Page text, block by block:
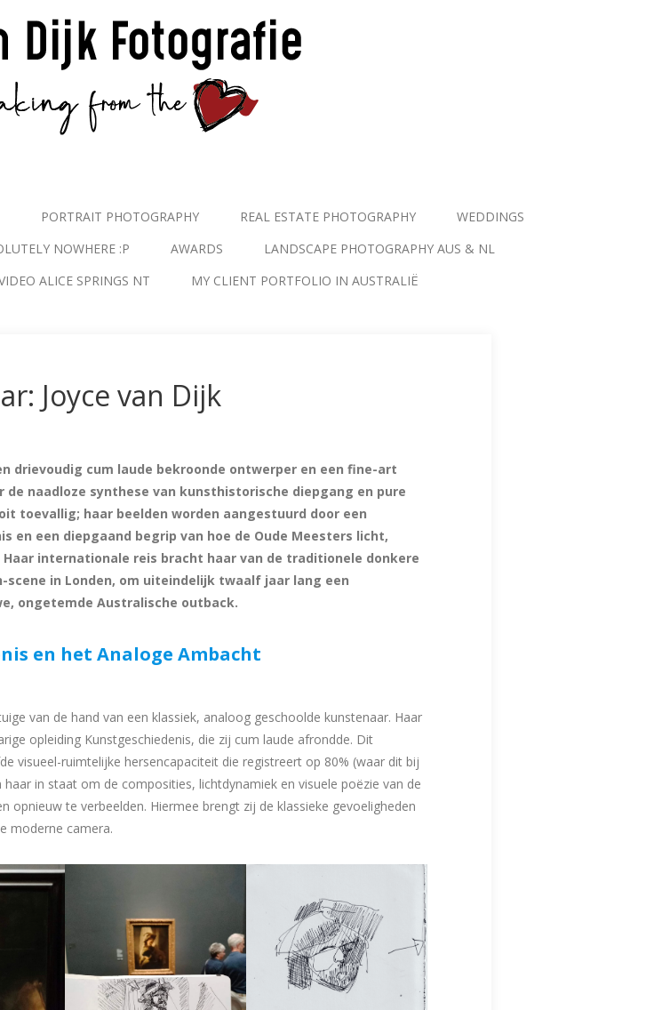
PORTRAIT PHOTOGRAPHY REAL ESTATE PHOTOGRAPHY
WEDDINGS
NOWHERE :P AWARDS
LANDSCAPE PHOTOGRAPHY AUS & NL
ALICE SPRINGS NT MY CLIENT PORTFOLIO IN AUSTRALIË
Joyce van Dijk
drievoudig cum laude bekroonde ontwerper en een fine-art
naadloze synthese van kunsthistorische diepgang en pure
toevallig; haar beelden worden aangestuurd door een
en een diepgaand begrip van hoe de Oude Meesters licht,
internationale reis bracht haar van de traditionele donkere
in Londen, om uiteindelijk twaalf jaar lang een
ongetemde Australische outback.
en het Analoge Ambacht
van de hand van een klassiek, analoog geschoolde kunstenaar. Haar
opleiding Kunstgeschiedenis, die zij cum laude afrondde. Dit
visueel-ruimtelijke hersencapaciteit die registreert op 80% (waar dit bij
in staat om de composities, lichtdynamiek en visuele poëzie van de
opnieuw te verbeelden. Hiermee brengt zij de klassieke gevoeligheden
moderne camera.